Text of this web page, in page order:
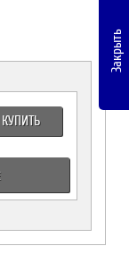
КУПИТЬ
Закрыть